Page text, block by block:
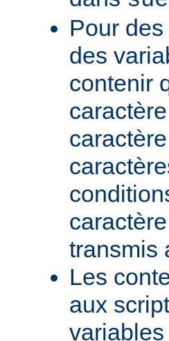
Pour
des
contenir
transmis
Les
aux